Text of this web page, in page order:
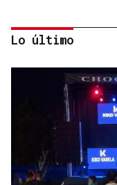
QUEN CHO DIXO
Lo último